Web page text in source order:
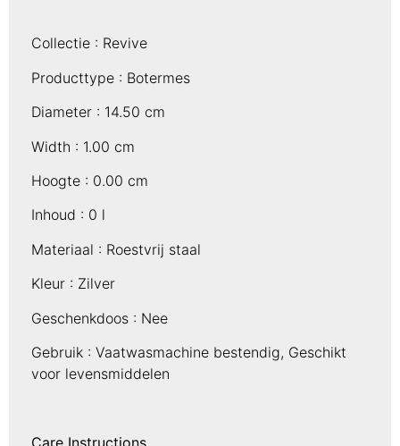
Collectie : Revive
Producttype : Botermes
Diameter : 14.50 cm
Width : 1.00 cm
Hoogte : 0.00 cm
Inhoud : 0 l
Materiaal : Roestvrij staal
Kleur : Zilver
Geschenkdoos : Nee
Gebruik : Vaatwasmachine bestendig, Geschikt
voor levensmiddelen
Care Instructions